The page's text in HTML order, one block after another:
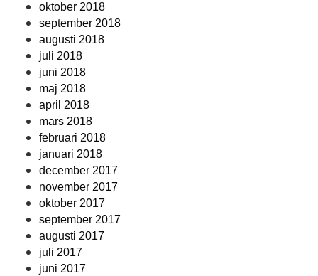
oktober 2018
september 2018
augusti 2018
juli 2018
juni 2018
maj 2018
april 2018
mars 2018
februari 2018
januari 2018
december 2017
november 2017
oktober 2017
september 2017
augusti 2017
juli 2017
juni 2017